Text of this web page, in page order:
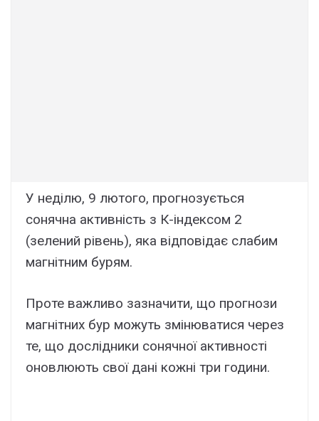
У неділю, 9 лютого, прогнозується
сонячна активність з К-індексом 2
(зелений рівень), яка відповідає слабим
магнітним бурям.
Проте важливо зазначити, що прогнози
магнітних бур можуть змінюватися через
те, що дослідники сонячної активності
оновлюють свої дані кожні три години.